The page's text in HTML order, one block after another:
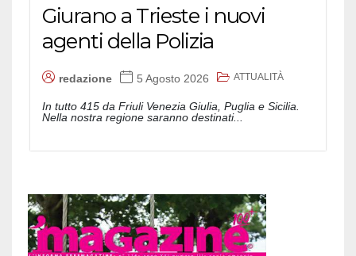
Giurano a Trieste i nuovi
agenti della Polizia
redazione 5 Agosto 2026 ATTUALITÀ
In tutto 415 da Friuli Venezia Giulia, Puglia e Sicilia.
Nella nostra regione saranno destinati...